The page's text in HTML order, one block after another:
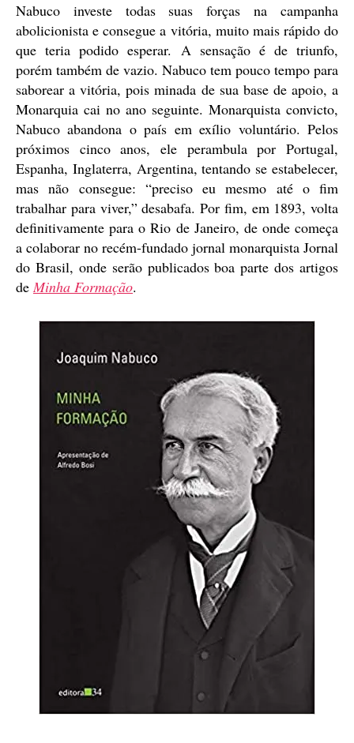
Nabuco investe todas suas forças na campanha
abolicionista e consegue a vitória, muito mais rápido do
que teria podido esperar. A sensação é de triunfo,
porém também de vazio. Nabuco tem pouco tempo para
saborear a vitória, pois minada de sua base de apoio, a
Monarquia cai no ano seguinte. Monarquista convicto,
Nabuco abandona o país em exílio voluntário. Pelos
próximos cinco anos, ele perambula por Portugal,
Espanha, Inglaterra, Argentina, tentando se estabelecer,
mas não consegue: “preciso eu mesmo até o fim
trabalhar para viver,” desabafa. Por fim, em 1893, volta
definitivamente para o Rio de Janeiro, de onde começa
a colaborar no recém-fundado jornal monarquista Jornal
do Brasil, onde serão publicados boa parte dos artigos
de Minha Formação.